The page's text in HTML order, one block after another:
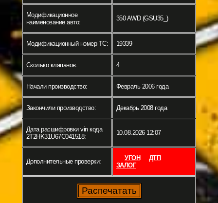
Модификационное
наименование авто:
350 AWD (GSU35_)
Модификационный номер ТС: 19339
Сколько клапанов: 4
Начали производство: Февраль 2006 года
Закончили производство: Декабрь 2008 года
Дата расшифровки vin кода
2T2HK31U67C041518:
10.08.2026 12:07
Дополнительные проверки: УГОН
ДТП
ЗАЛОГ